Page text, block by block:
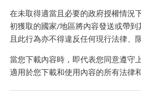
在未取得適當且必要的政府授權情況
初獲取的國家/地區將內容發送或帶
且此行為亦不得違反任何現行法律、
當您下載內容時，即代表您同意遵守
適用於您下載和使用內容的所有法律和